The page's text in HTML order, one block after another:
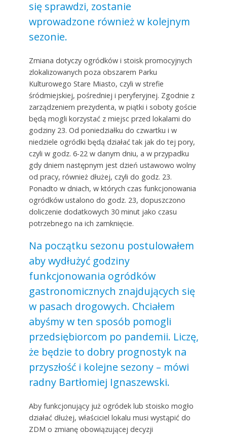
się sprawdzi, zostanie
wprowadzone również w kolejnym
sezonie.
Zmiana dotyczy ogródków i stoisk promocyjnych
zlokalizowanych poza obszarem Parku
Kulturowego Stare Miasto, czyli w strefie
śródmiejskiej, pośredniej i peryferyjnej. Zgodnie z
zarządzeniem prezydenta, w piątki i soboty goście
będą mogli korzystać z miejsc przed lokalami do
godziny 23. Od poniedziałku do czwartku i w
niedziele ogródki będą działać tak jak do tej pory,
czyli w godz. 6-22 w danym dniu, a w przypadku
gdy dniem następnym jest dzień ustawowo wolny
od pracy, również dłużej, czyli do godz. 23.
Ponadto w dniach, w których czas funkcjonowania
ogródków ustalono do godz. 23, dopuszczono
doliczenie dodatkowych 30 minut jako czasu
potrzebnego na ich zamknięcie.
Na początku sezonu postulowałem
aby wydłużyć godziny
funkcjonowania ogródków
gastronomicznych znajdujących się
w pasach drogowych. Chciałem
abyśmy w ten sposób pomogli
przedsiębiorcom po pandemii. Liczę,
że będzie to dobry prognostyk na
przyszłość i kolejne sezony – mówi
radny Bartłomiej Ignaszewski.
Aby funkcjonujący już ogródek lub stoisko mogło
działać dłużej, właściciel lokalu musi wystąpić do
ZDM o zmianę obowiązującej decyzji